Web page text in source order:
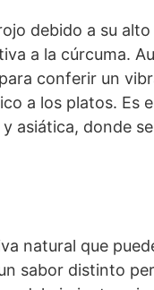
debido a su
a la cúrcuma.
conferir un
a los platos. Es
asiática, donde
natural que
sabor distinto